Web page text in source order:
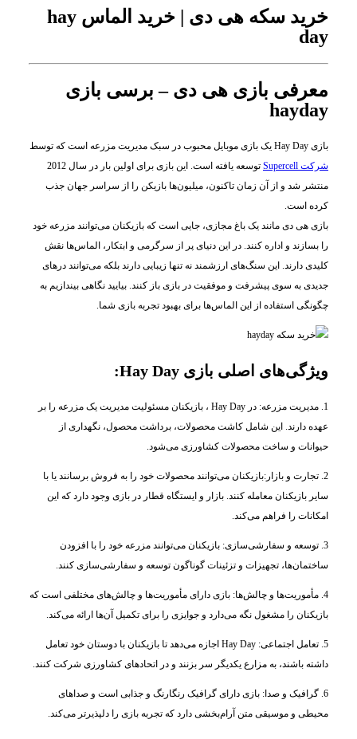
خرید سکه هی دی | خرید الماس hay
day
معرفی بازی هی دی – برسی بازی
hayday
بازی Hay Day یک بازی موبایل محبوب در سبک مدیریت مزرعه است که توسط
شرکت Supercell
توسعه یافته است. این بازی برای اولین بار در سال 2012
منتشر شد و از آن زمان تاکنون، میلیون‌ها بازیکن را از سراسر جهان جذب
کرده است.
بازی هی دی مانند یک باغ مجازی، جایی است که بازیکنان می‌توانند مزرعه خود
را بسازند و اداره کنند. در این دنیای پر از سرگرمی و ابتکار، الماس‌ها نقش
کلیدی دارند. این سنگ‌های ارزشمند نه تنها زیبایی دارند بلکه می‌توانند درهای
جدیدی به سوی پیشرفت و موفقیت در بازی باز کنند. بیایید نگاهی بیندازیم به
چگونگی استفاده از این الماس‌ها برای بهبود تجربه بازی شما.
ویژگی‌های اصلی بازی Hay Day:
1. مدیریت مزرعه: در Hay Day ، بازیکنان مسئولیت مدیریت یک مزرعه را بر
عهده دارند. این شامل کاشت محصولات، برداشت محصول، نگهداری از
حیوانات و ساخت محصولات کشاورزی می‌شود.
2. تجارت و بازار:بازیکنان می‌توانند محصولات خود را به فروش برسانند یا با
سایر بازیکنان معامله کنند. بازار و ایستگاه قطار در بازی وجود دارد که این
امکانات را فراهم می‌کند.
3. توسعه و سفارشی‌سازی: بازیکنان می‌توانند مزرعه خود را با افزودن
ساختمان‌ها، تجهیزات و تزئینات گوناگون توسعه و سفارشی‌سازی کنند.
4. مأموریت‌ها و چالش‌ها: بازی دارای مأموریت‌ها و چالش‌های مختلفی است که
بازیکنان را مشغول نگه می‌دارد و جوایزی را برای تکمیل آن‌ها ارائه می‌کند.
5. تعامل اجتماعی: Hay Day اجازه می‌دهد تا بازیکنان با دوستان خود تعامل
داشته باشند، به مزارع یکدیگر سر بزنند و در اتحادهای کشاورزی شرکت کنند.
6. گرافیک و صدا: بازی دارای گرافیک رنگارنگ و جذابی است و صداهای
محیطی و موسیقی متن آرام‌بخشی دارد که تجربه بازی را دلپذیرتر می‌کند.